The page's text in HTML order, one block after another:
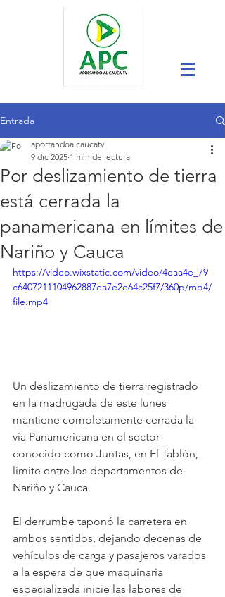
Entrada
Por deslizamiento de tierra
está cerrada la
panamericana en límites de
Nariño y Cauca
aportandoalcaucatv
9 dic 2025 1 min de lectura
https://video.wixstatic.com/video/4eaa4e_79
c6407211104962887ea7e2e64c25f7/360p/mp4/
file.mp4
Un deslizamiento de tierra registrado
en la madrugada de este lunes
mantiene completamente cerrada la
vía Panamericana en el sector
conocido como Juntas, en El Tablón,
límite entre los departamentos de
Nariño y Cauca.
El derrumbe taponó la carretera en
ambos sentidos, dejando decenas de
vehículos de carga y pasajeros varados
a la espera de que maquinaria
especializada inicie las labores de